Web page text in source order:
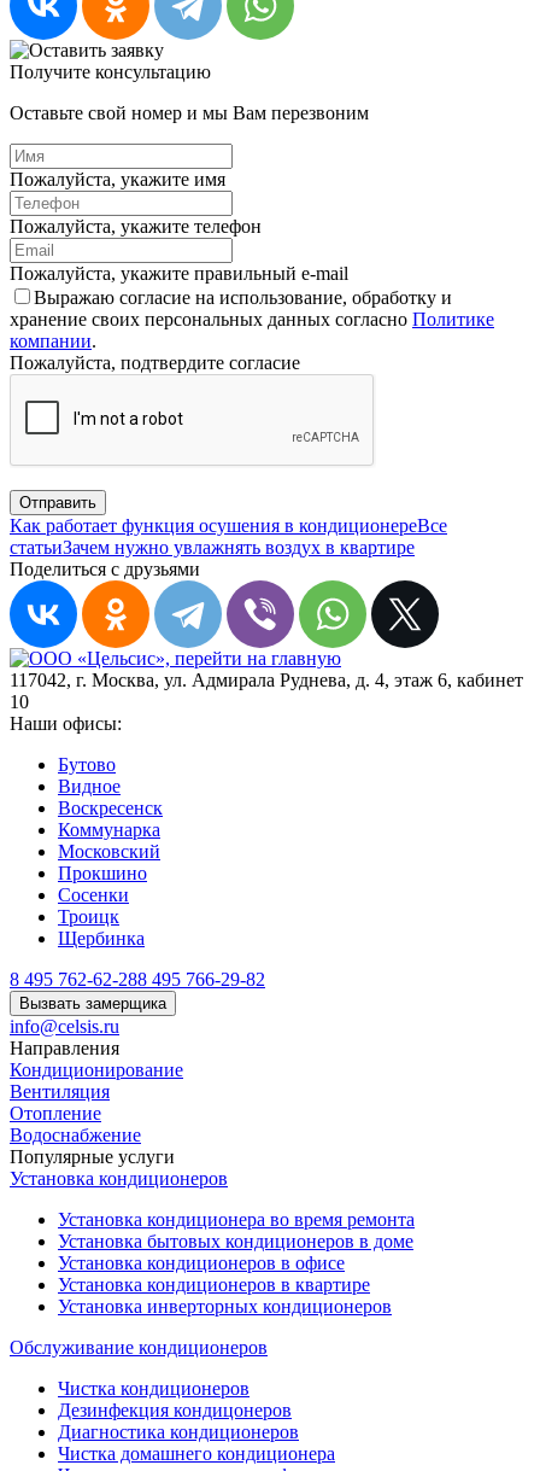
Получите консультацию
Оставьте свой номер и мы Вам перезвоним
Пожалуйста, укажите имя
Пожалуйста, укажите телефон
Пожалуйста, укажите правильный e-mail
Выражаю согласие на использование, обработку и
хранение своих персональных данных согласно Политике
компании.
Пожалуйста, подтвердите согласие
Отправить
Как работает функция осушения в кондиционереВсе
статьиЗачем нужно увлажнять воздух в квартире
Поделиться с друзьями
117042, г. Москва, ул. Адмирала Руднева, д. 4, этаж 6, кабинет
10
Наши офисы:
Бутово
Видное
Воскресенск
Коммунарка
Московский
Прокшино
Сосенки
Троицк
Щербинка
8 495 762-62-288 495 766-29-82
Вызвать замерщика
info@celsis.ru
Направления
Кондиционирование
Вентиляция
Отопление
Водоснабжение
Популярные услуги
Установка кондиционеров
Установка кондиционера во время ремонта
Установка бытовых кондиционеров в доме
Установка кондиционеров в офисе
Установка кондиционеров в квартире
Установка инверторных кондиционеров
Обслуживание кондиционеров
Чистка кондиционеров
Дезинфекция кондицонеров
Диагностика кондиционеров
Чистка домашнего кондиционера